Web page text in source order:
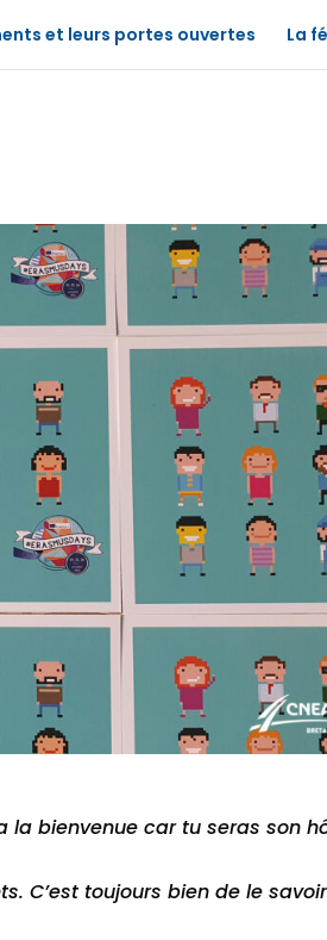
et leurs portes ouvertes La
la bienvenue car tu seras son
C’est toujours bien de le savoir